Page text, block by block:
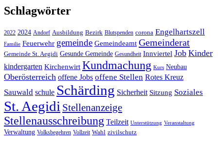
Schlagwörter
2022 2024 Andorf Ausbildung Bezirk Blutspenden corona Engelhartszell
Familie Feuerwehr gemeinde Gemeindeamt Gemeinderat
Gemeinde St. Aegidi Gesunde Gemeinde Gesundheit Innviertel Job Kinder
kindergarten Kirchenwirt Kundmachung Kurs Neubau
Oberösterreich offene Jobs offene Stellen Rotes Kreuz
Sauwald schule Schärding Sicherheit Sitzung Soziales
St. Aegidi Stellenanzeige
Stellenausschreibung Teilzeit Unterstützung Veranstaltung
Verwaltung Volksbegehren Vollzeit Wahl zivilschutz